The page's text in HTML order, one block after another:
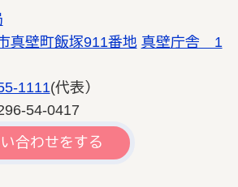
真壁町飯塚911番地 真壁庁舎 1
1111(代表）
54-0417
合わせをする